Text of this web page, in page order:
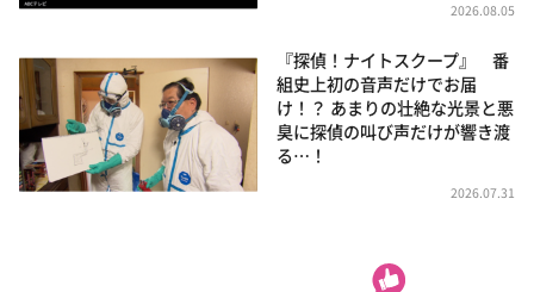
2026.08.05
『探偵！ナイトスクープ』 番
組史上初の音声だけでお届
け！？ あまりの壮絶な光景と悪
臭に探偵の叫び声だけが響き渡
る…！
2026.07.31